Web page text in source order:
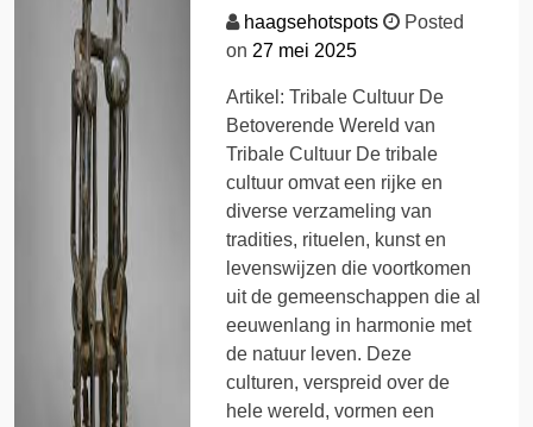
haagsehotspots
Posted
on27 mei 2025
Artikel: Tribale Cultuur De
Betoverende Wereld van
Tribale Cultuur De tribale
cultuur omvat een rijke en
diverse verzameling van
tradities, rituelen, kunst en
levenswijzen die voortkomen
uit de gemeenschappen die al
eeuwenlang in harmonie met
de natuur leven. Deze
culturen, verspreid over de
hele wereld, vormen een